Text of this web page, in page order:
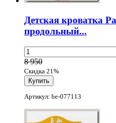
Детская кроватка
продольный...
8 950
Скидка 21%
Артикул: be-077113